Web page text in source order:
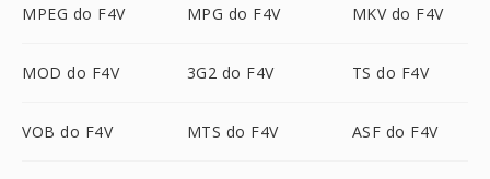
MPEG do F4V MPG do F4V MKV do F4V
MOD do F4V 3G2 do F4V TS do F4V
VOB do F4V MTS do F4V ASF do F4V